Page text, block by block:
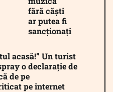
fără căști
ar putea fi
sancționați
acasă!” Un turist
o declarație de
de pe
pe internet